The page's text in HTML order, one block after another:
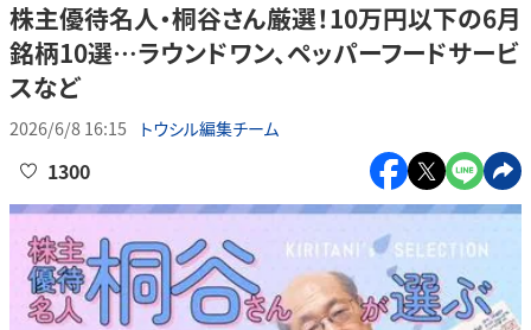
株主優待名人・桐谷さん厳選！10万円以下の6月
銘柄10選…ラウンドワン、ペッパーフードサービ
スなど
2026/6/8 16:15 トウシル編集チーム
1300